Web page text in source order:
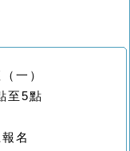
（一）
至5點
名